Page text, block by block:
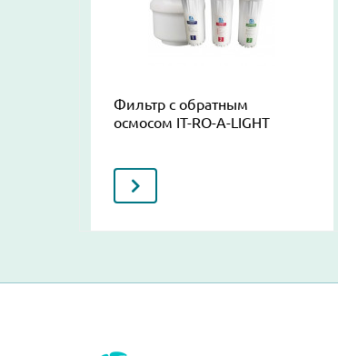
Фильтр с обратным
осмосом IT-RO-A-LIGHT